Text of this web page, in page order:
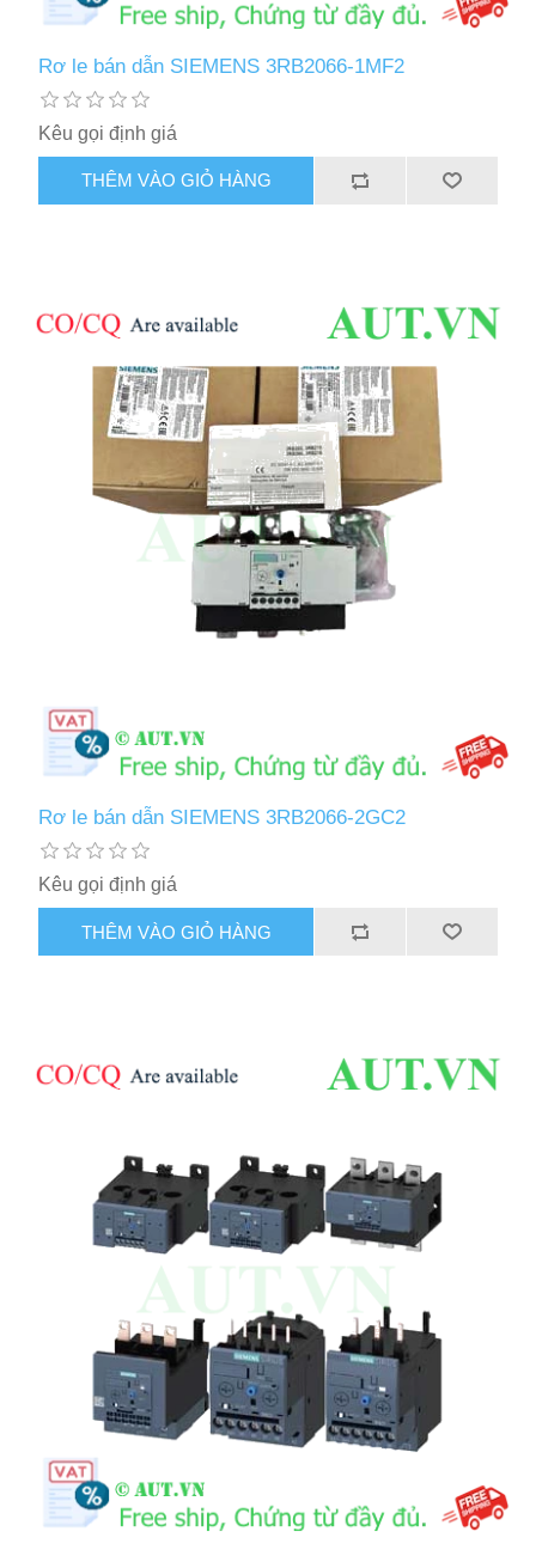
Rơ le bán dẫn SIEMENS 3RB2066-1MF2
Kêu gọi định giá
THÊM VÀO GIỎ HÀNG
Rơ le bán dẫn SIEMENS 3RB2066-2GC2
Kêu gọi định giá
THÊM VÀO GIỎ HÀNG